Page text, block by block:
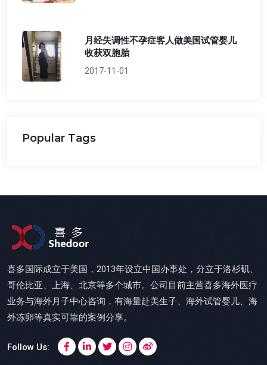
月经失调性不孕症客人做美国试管婴儿
收获双胞胎
2017-11-01
Popular Tags
喜多国际成立于美国，2013年设立中国办事处，分立于洛杉矶、
哥伦比亚、上海、北京等多个城市。公司目前主营喜多海外医疗
业务与海外月子中心咨询，有海量赴美生子、海外试管婴儿、海
外冻卵等真实可靠的案例分享。
Follow Us: